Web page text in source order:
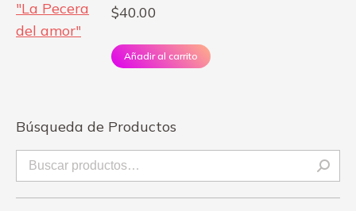
$40.00
Añadir al carrito
Búsqueda de Productos